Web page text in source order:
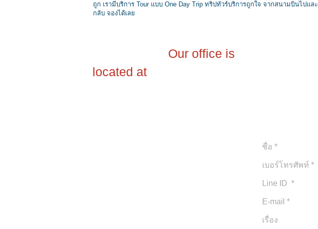
ถูก เรามีบริการ Tour แบบ One Day Trip ทริปทัวร์บริการถูกใจ จากสนามบินไปและ
กลับ จองได้เลย
Our office is
located at